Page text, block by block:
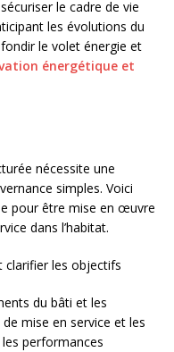
le cadre de vie
les évolutions du
le volet énergie et
énergétique et
nécessite une
simples. Voici
pour être mise en œuvre
dans l’habitat.
clarifier les objectifs
du bâti et les
mise en service et les
performances